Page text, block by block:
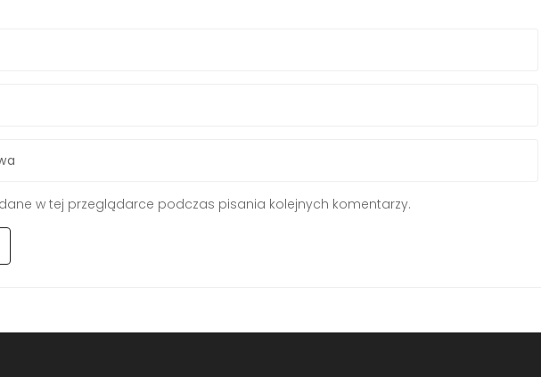
w tej przeglądarce podczas pisania kolejnych komentarzy.